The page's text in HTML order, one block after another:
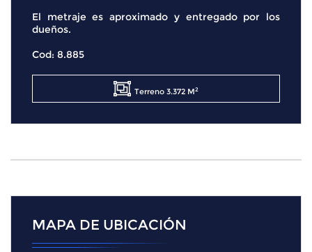
El metraje es aproximado y entregado por los
dueños.
Cod: 8.885
Terreno 3.372 M2
MAPA DE UBICACIÓN